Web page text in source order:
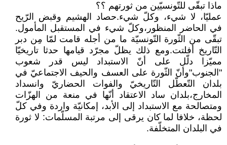
ماذا تبقّى للتّونسيّين من ثورتهم ؟؟
عمليّا، لا شيء، وكلّ شيء.حصاد الهشيم وقبض الرّيح
في الحاضر المنظور،وكلّ شيء في المستقبل المأمول.
تبقّى من الثّورة التّونسيّة ما من أجله قامت لمّا مِن دبر
التّاريخ أفلتت.ومع ذلك يظلّ مجرّد قيامها حدثا تاريخيّا
مميّزا دلّل على أنّ الاستبداد ليس قدر شعوب
"الجنوب"وأنّ الثّورة على العسف والحيف الاجتماعيّ في
بلدان التّعطّل التّاريخيّ والفوات الحضاريّ وانسداد
المخارج،بلدان ساد الاعتقاد أنّها في منعة من الهزّات
ومتصالحة مع الاستبداد إلى الأبد، إمكانيّة واردة وفي كلّ
لحظة، خلافا لما كان يرقى إلى مرتبة المسلّمات: لا ثورة
في البلدان المتخلّفة.